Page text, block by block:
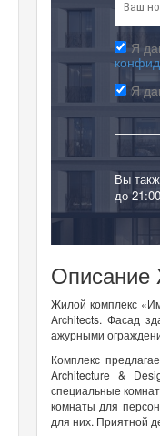
Я
Я
Вы
до
Жилой комплекс
Architects. Фасад
ажурными
Комплекс
Architecture &
специальные
комнаты для
для них. Приятной